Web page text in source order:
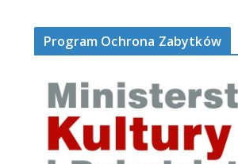
Program Ochrona Zabytków